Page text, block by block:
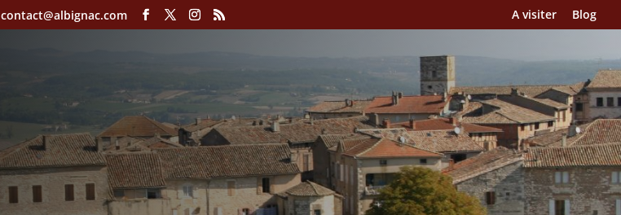
contact@albignac.com A visiter Blog